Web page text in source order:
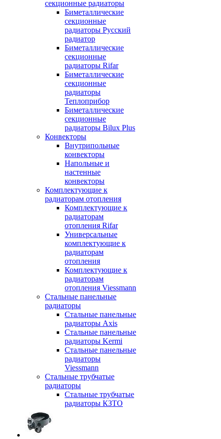
секционные радиаторы
Биметаллические
секционные
радиаторы Русский
радиатор
Биметаллические
секционные
радиаторы Rifar
Биметаллические
секционные
радиаторы
Теплоприбор
Биметаллические
секционные
радиаторы Bilux Plus
Конвекторы
Внутрипольные
конвекторы
Напольные и
настенные
конвекторы
Комплектующие к
радиаторам отопления
Комплектующие к
радиаторам
отопления Rifar
Универсальные
комплектующие к
радиаторам
отопления
Комплектующие к
радиаторам
отопления Viessmann
Стальные панельные
радиаторы
Стальные панельные
радиаторы Axis
Стальные панельные
радиаторы Kermi
Стальные панельные
радиаторы
Viessmann
Стальные трубчатые
радиаторы
Стальные трубчатые
радиаторы КЗТО